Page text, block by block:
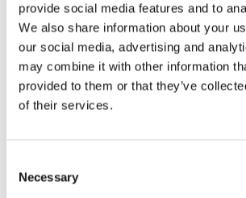
provide social media features and to
We also share information about your
our social media, advertising and
may combine it with other information
provided to them or that they’ve
of their services.
Selection
Necessary
Beställ WP START
Om du precis har börjat bekanta dig
är WP Start ett utmärkt sätt att
webbplats till en lägre kostnad. Hos
utvecklarverktyg som Git och